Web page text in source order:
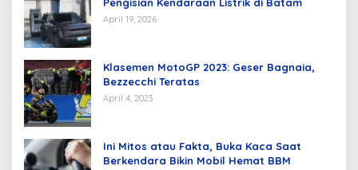
April 19, 2026
Klasemen MotoGP 2023: Geser Bagnaia,
Bezzecchi Teratas
April 4, 2023
Ini Mitos atau Fakta, Buka Kaca Saat
Berkendara Bikin Mobil Hemat BBM